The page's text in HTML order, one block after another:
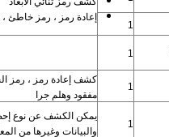
إعادة رمز ، رمز خاطئ ،
1
1
1
كشف إعادة رمز ، رمز
مفقود وهلم جرا
1
يمكن الكشف عن نوع
والبيانات وغيرها من